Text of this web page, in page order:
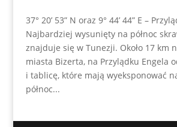
37° 20’ 53” N oraz 9° 44’ 44” E –
Najbardziej wysunięty na północ
znajduje się w Tunezji. Około 17 km
miasta Bizerta, na Przylądku Engela
i tablicę, które mają wyeksponować
północ...